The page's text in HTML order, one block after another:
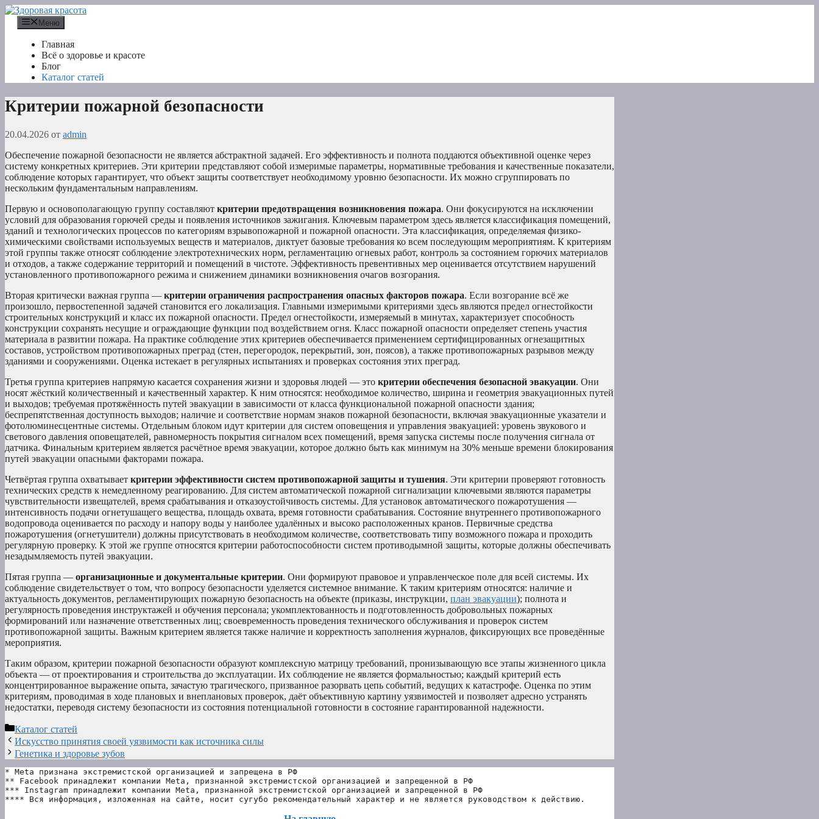
Перейти
содержимому
Меню
Главная
Всё о здоровье и красоте
Блог
Каталог статей
Критерии пожарной безопасности
20.04.2026 от admin
Обеспечение пожарной безопасности не является абстрактной задачей. Его эффективность и полнота поддаются объективной оценке через
систему конкретных критериев. Эти критерии представляют собой измеримые параметры, нормативные требования и качественные показатели,
соблюдение которых гарантирует, что объект защиты соответствует необходимому уровню безопасности. Их можно сгруппировать по
нескольким фундаментальным направлениям.
Первую и основополагающую группу составляют критерии предотвращения возникновения пожара. Они фокусируются на исключении
условий для образования горючей среды и появления источников зажигания. Ключевым параметром здесь является классификация помещений,
зданий и технологических процессов по категориям взрывопожарной и пожарной опасности. Эта классификация, определяемая физико-
химическими свойствами используемых веществ и материалов, диктует базовые требования ко всем последующим мероприятиям. К критериям
этой группы также относят соблюдение электротехнических норм, регламентацию огневых работ, контроль за состоянием горючих материалов
и отходов, а также содержание территорий и помещений в чистоте. Эффективность превентивных мер оценивается отсутствием нарушений
установленного противопожарного режима и снижением динамики возникновения очагов возгорания.
Вторая критически важная группа — критерии ограничения распространения опасных факторов пожара. Если возгорание всё же
произошло, первостепенной задачей становится его локализация. Главными измеримыми критериями здесь являются предел огнестойкости
строительных конструкций и класс их пожарной опасности. Предел огнестойкости, измеряемый в минутах, характеризует способность
конструкции сохранять несущие и ограждающие функции под воздействием огня. Класс пожарной опасности определяет степень участия
материала в развитии пожара. На практике соблюдение этих критериев обеспечивается применением сертифицированных огнезащитных
составов, устройством противопожарных преград (стен, перегородок, перекрытий, зон, поясов), а также противопожарных разрывов между
зданиями и сооружениями. Оценка истекает в регулярных испытаниях и проверках состояния этих преград.
Третья группа критериев напрямую касается сохранения жизни и здоровья людей — это критерии обеспечения безопасной эвакуации. Они
носят жёсткий количественный и качественный характер. К ним относятся: необходимое количество, ширина и геометрия эвакуационных путей
и выходов; требуемая протяжённость путей эвакуации в зависимости от класса функциональной пожарной опасности здания;
беспрепятственная доступность выходов; наличие и соответствие нормам знаков пожарной безопасности, включая эвакуационные указатели и
фотолюминесцентные системы. Отдельным блоком идут критерии для систем оповещения и управления эвакуацией: уровень звукового и
светового давления оповещателей, равномерность покрытия сигналом всех помещений, время запуска системы после получения сигнала от
датчика. Финальным критерием является расчётное время эвакуации, которое должно быть как минимум на 30% меньше времени блокирования
путей эвакуации опасными факторами пожара.
Четвёртая группа охватывает критерии эффективности систем противопожарной защиты и тушения. Эти критерии проверяют готовность
технических средств к немедленному реагированию. Для систем автоматической пожарной сигнализации ключевыми являются параметры
чувствительности извещателей, время срабатывания и отказоустойчивость системы. Для установок автоматического пожаротушения —
интенсивность подачи огнетушащего вещества, площадь охвата, время готовности срабатывания. Состояние внутреннего противопожарного
водопровода оценивается по расходу и напору воды у наиболее удалённых и высоко расположенных кранов. Первичные средства
пожаротушения (огнетушители) должны присутствовать в необходимом количестве, соответствовать типу возможного пожара и проходить
регулярную проверку. К этой же группе относятся критерии работоспособности систем противодымной защиты, которые должны обеспечивать
незадымляемость путей эвакуации.
Пятая группа — организационные и документальные критерии. Они формируют правовое и управленческое поле для всей системы. Их
соблюдение свидетельствует о том, что вопросу безопасности уделяется системное внимание. К таким критериям относятся: наличие и
актуальность документов, регламентирующих пожарную безопасность на объекте (приказы, инструкции, план эвакуации); полнота и
регулярность проведения инструктажей и обучения персонала; укомплектованность и подготовленность добровольных пожарных
формирований или назначение ответственных лиц; своевременность проведения технического обслуживания и проверок систем
противопожарной защиты. Важным критерием является также наличие и корректность заполнения журналов, фиксирующих все проведённые
мероприятия.
Таким образом, критерии пожарной безопасности образуют комплексную матрицу требований, пронизывающую все этапы жизненного цикла
объекта — от проектирования и строительства до эксплуатации. Их соблюдение не является формальностью; каждый критерий есть
концентрированное выражение опыта, зачастую трагического, призванное разорвать цепь событий, ведущих к катастрофе. Оценка по этим
критериям, проводимая в ходе плановых и внеплановых проверок, даёт объективную картину уязвимостей и позволяет адресно устранять
недостатки, переводя систему безопасности из состояния потенциальной готовности в состояние гарантированной надежности.
Рубрики
Каталог статей
Искусство принятия своей уязвимости как источника силы
Генетика и здоровье зубов
* Meta признана экстремистской организацией и запрещена в РФ
** Facebook принадлежит компании Meta, признанной экстремистской организацией и запрещенной в РФ
*** Instagram принадлежит компании Meta, признанной экстремистской организацией и запрещенной в РФ
**** Вся информация, изложенная на сайте, носит сугубо рекомендательный характер и не является руководством к действию.